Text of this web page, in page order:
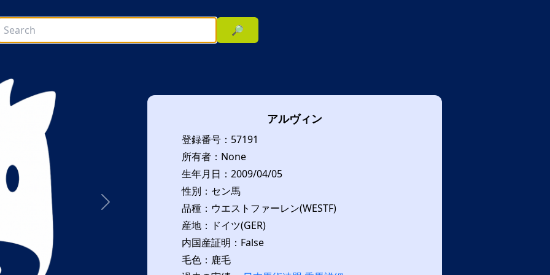
🔎
次へ
アルヴィン
登録番号：57191
所有者：None
生年月日：2009/04/05
性別：セン馬
品種：ウエストファーレン(WESTF)
産地：ドイツ(GER)
内国産証明：False
毛色：鹿毛